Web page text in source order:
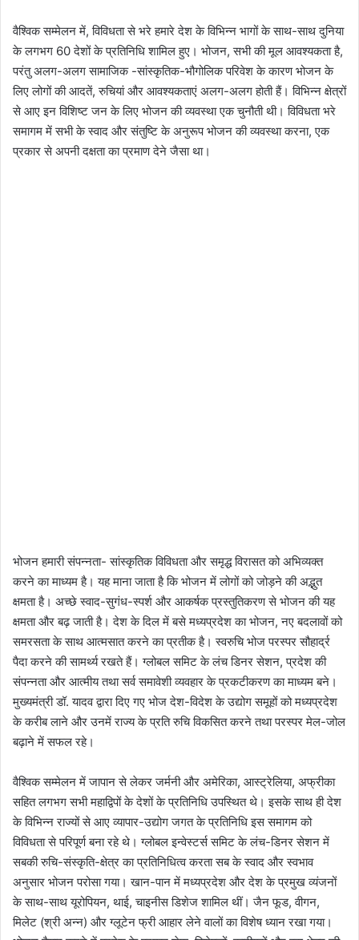
वैश्विक सम्मेलन में, विविधता से भरे हमारे देश के विभिन्न भागों के साथ-साथ दुनिया
के लगभग 60 देशों के प्रतिनिधि शामिल हुए। भोजन, सभी की मूल आवश्यकता है,
परंतु अलग-अलग सामाजिक -सांस्कृतिक-भौगोलिक परिवेश के कारण भोजन के
लिए लोगों की आदतें, रुचियां और आवश्यकताएं अलग-अलग होती हैं। विभिन्न क्षेत्रों
से आए इन विशिष्ट जन के लिए भोजन की व्यवस्था एक चुनौती थी। विविधता भरे
समागम में सभी के स्वाद और संतुष्टि के अनुरूप भोजन की व्यवस्था करना, एक
प्रकार से अपनी दक्षता का प्रमाण देने जैसा था।
भोजन हमारी संपन्नता- सांस्कृतिक विविधता और समृद्ध विरासत को अभिव्यक्त
करने का माध्यम है। यह माना जाता है कि भोजन में लोगों को जोड़ने की अद्भुत
क्षमता है। अच्छे स्वाद-सुगंध-स्पर्श और आकर्षक प्रस्तुतिकरण से भोजन की यह
क्षमता और बढ़ जाती है। देश के दिल में बसे मध्यप्रदेश का भोजन, नए बदलावों को
समरसता के साथ आत्मसात करने का प्रतीक है। स्वरुचि भोज परस्पर सौहार्द्र
पैदा करने की सामर्थ्य रखते हैं। ग्लोबल समिट के लंच डिनर सेशन, प्रदेश की
संपन्नता और आत्मीय तथा सर्व समावेशी व्यवहार के प्रकटीकरण का माध्यम बने।
मुख्यमंत्री डॉ. यादव द्वारा दिए गए भोज देश-विदेश के उद्योग समूहों को मध्यप्रदेश
के करीब लाने और उनमें राज्य के प्रति रुचि विकसित करने तथा परस्पर मेल-जोल
बढ़ाने में सफल रहे।
वैश्विक सम्मेलन में जापान से लेकर जर्मनी और अमेरिका, आस्ट्रेलिया, अफ्रीका
सहित लगभग सभी महाद्विपों के देशों के प्रतिनिधि उपस्थित थे। इसके साथ ही देश
के विभिन्न राज्यों से आए व्यापार-उद्योग जगत के प्रतिनिधि इस समागम को
विविधता से परिपूर्ण बना रहे थे। ग्लोबल इन्वेस्टर्स समिट के लंच-डिनर सेशन में
सबकी रुचि-संस्कृति-क्षेत्र का प्रतिनिधित्व करता सब के स्वाद और स्वभाव
अनुसार भोजन परोसा गया। खान-पान में मध्यप्रदेश और देश के प्रमुख व्यंजनों
के साथ-साथ यूरोपियन, थाई, चाइनीस डिशेज शामिल थीं। जैन फूड, वीगन,
मिलेट (श्री अन्न) और ग्लूटेन फ्री आहार लेने वालों का विशेष ध्यान रखा गया।